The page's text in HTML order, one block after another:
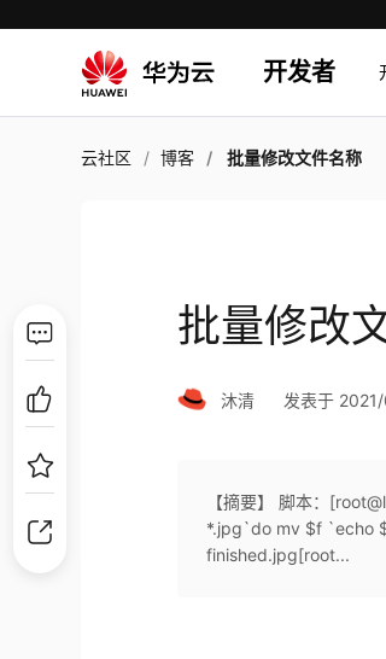
开发者
云社区 博客 批量修改文件名称
批量修改
沐清 发表于
【摘要】 脚本：
*.jpg`do mv $f `echo
finished.jpg[root...